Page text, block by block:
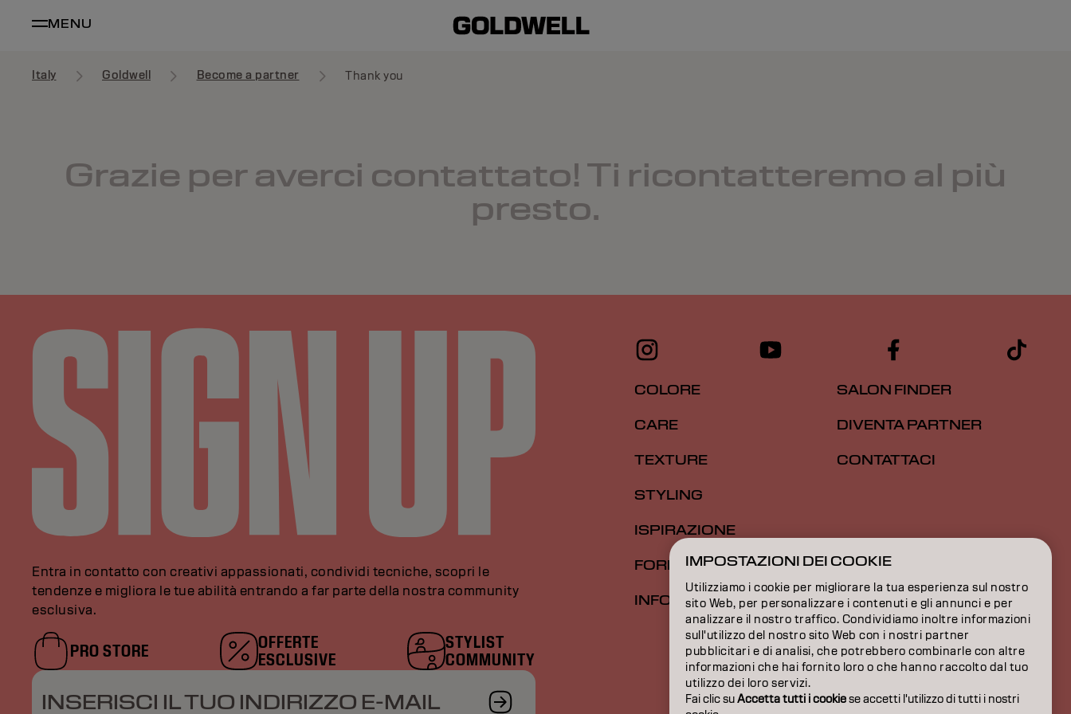
MENU
Italy Goldwell Become a partner Thank you
Grazie per averci contattato! Ti ricontatteremo al più
presto.
Entra in contatto con creativi appassionati, condividi tecniche, scopri le
tendenze e migliora le tue abilità entrando a far parte della nostra community
esclusiva.
PRO STORE
OFFERTE
ESCLUSIVE
STYLIST
COMMUNITY
INSERISCI IL TUO INDIRIZZO E-MAIL
COLORE
CARE
TEXTURE
STYLING
ISPIRAZIONE
FORMAZIONE
INFORMAZIONI
SALON FINDER
DIVENTA PARTNER
CONTATTACI
IMPOSTAZIONI DEI COOKIE
Utilizziamo i cookie per migliorare la tua esperienza sul nostro
sito Web, per personalizzare i contenuti e gli annunci e per
analizzare il nostro traffico. Condividiamo inoltre informazioni
sull'utilizzo del nostro sito Web con i nostri partner
pubblicitari e di analisi, che potrebbero combinarle con altre
informazioni che hai fornito loro o che hanno raccolto dal tuo
utilizzo dei loro servizi.
Fai clic suAccetta tutti i cookiese accetti l'utilizzo di tutti i nostri